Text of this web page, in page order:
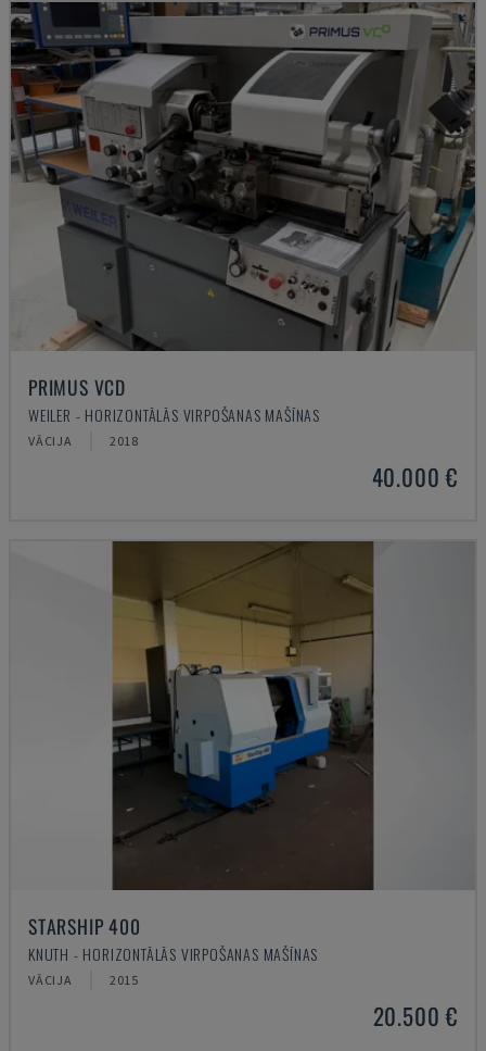
PRIMUS VCD
WEILER - HORIZONTĀLĀS VIRPOŠANAS MAŠĪNAS
VĀCIJA 2018
40.000 €
STARSHIP 400
KNUTH - HORIZONTĀLĀS VIRPOŠANAS MAŠĪNAS
VĀCIJA 2015
20.500 €